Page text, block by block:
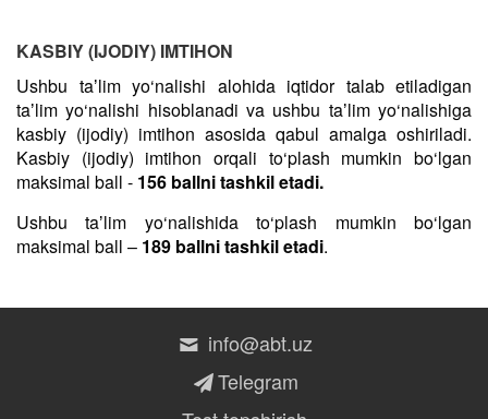
KASBIY (IJODIY) IMTIHON
Ushbu taʼlim yo‘nalishi alohida iqtidor talab etiladigan
taʼlim yo‘nalishi hisoblanadi va ushbu taʼlim yo‘nalishiga
kasbiy (ijodiy) imtihon asosida qabul amalga oshiriladi.
Kasbiy (ijodiy) imtihon orqali to‘plash mumkin bo‘lgan
maksimal ball - 156 ballni tashkil etadi.
Ushbu taʼlim yo‘nalishida to‘plash mumkin bo‘lgan
maksimal ball – 189 ballni tashkil etadi.
info@abt.uz
Telegram